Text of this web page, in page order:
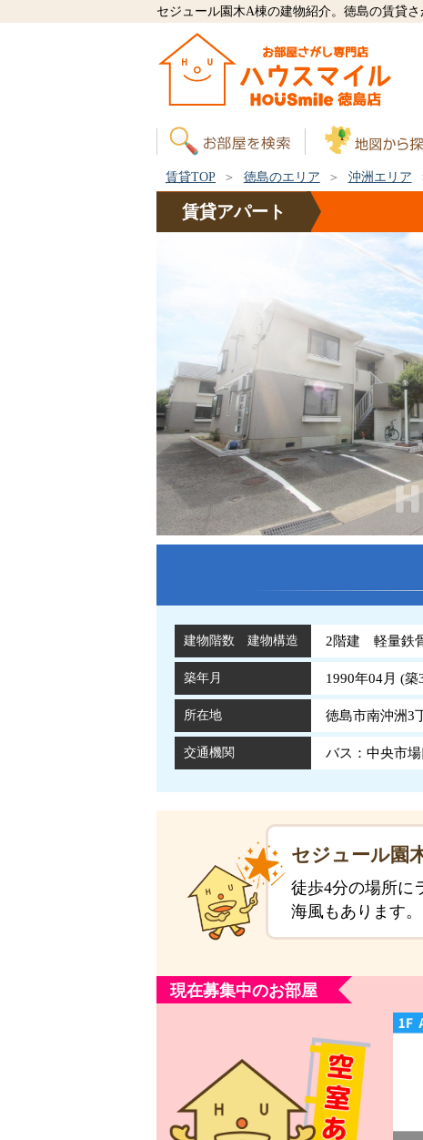
セジュール園木A棟の建物紹介。徳島の賃貸さ
賃貸TOP 徳島のエリア 沖洲エリア
賃貸アパート
建物階数 建物構造 2階建 軽量鉄
築年月 1990年04月 (築
所在地 徳島市南沖洲3
交通機関 バス：中央市
セジュール園
徒歩4分の場所に
海風もあります。
現在募集中のお部屋